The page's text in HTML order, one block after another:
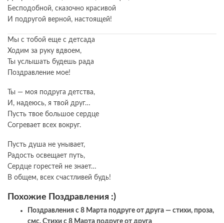
Бесподобной, сказочно красивой
И подругой верной, настоящей!
Мы с тобой еще с детсада
Ходим за руку вдвоем,
Ты услышать будешь рада
Поздравление мое!
Ты — моя подруга детства,
И, надеюсь, я твой друг…
Пусть твое большое сердце
Согревает всех вокруг.
Пусть душа не унывает,
Радость освещает путь,
Сердце горестей не знает…
В общем, всех счастливей будь!
Похожие Поздравления :)
Поздравления с 8 Марта подруге от друга — стихи, проза,
смс. Стихи с 8 Марта подруге от друга